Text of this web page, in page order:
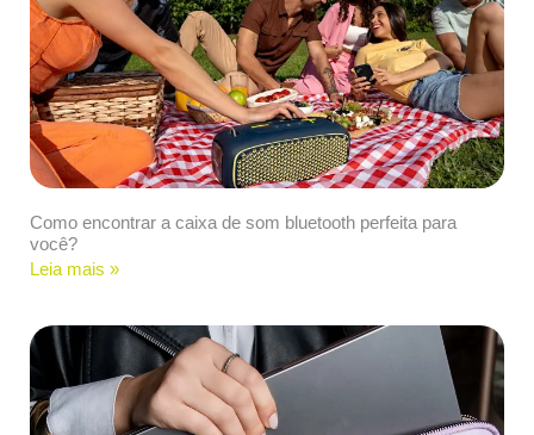
Como encontrar a caixa de som bluetooth perfeita para
você?
Leia mais »